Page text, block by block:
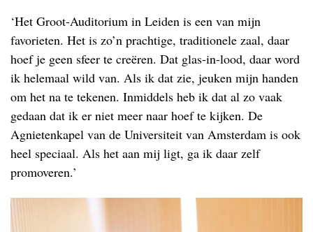
‘Het Groot-Auditorium in Leiden is een van mijn
favorieten. Het is zo’n prachtige, traditionele zaal, daar
hoef je geen sfeer te creëren. Dat glas-in-lood, daar word
ik helemaal wild van. Als ik dat zie, jeuken mijn handen
om het na te tekenen. Inmiddels heb ik dat al zo vaak
gedaan dat ik er niet meer naar hoef te kijken. De
Agnietenkapel van de Universiteit van Amsterdam is ook
heel speciaal. Als het aan mij ligt, ga ik daar zelf
promoveren.’